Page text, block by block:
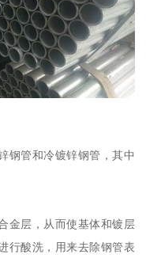
钢管和冷镀锌钢管，其中
金层，从而使基体和镀层
行酸洗，用来去除钢管表